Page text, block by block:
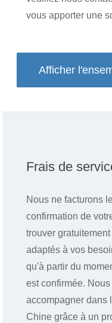
vous apporter une
Afficher
Frais de
Nous ne facturons
confirmation de
trouver
adaptés à vos
qu'à partir du
est confirmée.
accompagner dans
Chine grâce à un